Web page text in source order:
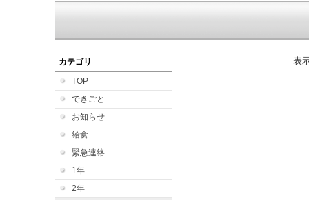
カテゴリ
TOP
できごと
お知らせ
給食
緊急連絡
1年
2年
表